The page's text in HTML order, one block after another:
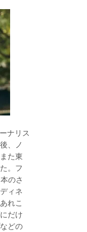
ナリス
、ノ
た東
。フ
のさ
ィネ
れこ
だけ
どの